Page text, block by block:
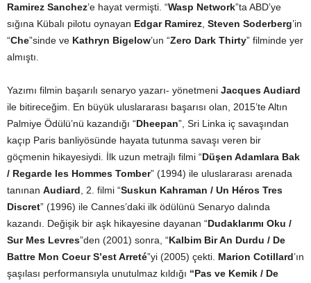
Ramirez Sanchez’e hayat vermişti. “Wasp Network”ta ABD’ye
sığına Kübalı pilotu oynayan Edgar Ramirez Steven Soderberg’in
“Che”sinde ve Kathryn Bigelow’un “Zero Dark Thirty” filminde yer
almıştı.
Yazımı filmin başarılı senaryo yazarı- yönetmeni Jacques Audiard
ile bitireceğim. En büyük uluslararası başarısı olan, 2015’te Altın
Palmiye Ödülü’nü kazandığı “Dheepan”, Sri Linka iç savaşından
kaçıp Paris banliyösünde hayata tutunma savaşı veren bir
göçmenin hikayesiydi. İlk uzun metrajlı filmi “Düşen Adamlara Bak
/ Regarde les Hommes Tomber” (1994) ile uluslararası arenada
tanınan Audiard , 2. filmi “Suskun Kahraman / Un Héros Tres
Discret” (1996) ile Cannes’daki ilk ödülünü Senaryo dalında
kazandı. Değişik bir aşk hikayesine dayanan “Dudaklarımı Oku /
Sur Mes Levres”den (2001) sonra, “Kalbim Bir An Durdu / De
Battre Mon Coeur S’est Arreté”yi (2005) çekti. Marion Cotillard’ın
şaşılası performansıyla unutulmaz kıldığı “Pas ve Kemik / De